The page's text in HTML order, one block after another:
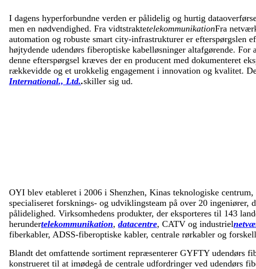
I dagens hyperforbundne verden er pålidelig og hurtig
men en nødvendighed. Fra vidtstraktetelekommunikationFra
automation og robuste smart city-infrastrukturer er efterspørgslen
højtydende udendørs fiberoptiske kabelløsninger altafgørende. For
denne efterspørgsel kræves der en producent med dokumenteret
rækkevidde og et urokkelig engagement i innovation og kvalitet.
International., Ltd..skiller sig ud.
OYI blev etableret i 2006 i Shenzhen, Kinas teknologiske
specialiseret forsknings- og udviklingsteam på over 20
pålidelighed. Virksomhedens produkter, der eksporteres til 143
herundertelekommunikation, datacentre, CATV og industriel
fiberkabler, ADSS-fiberoptiske kabler, centrale rørkabler og
Blandt det omfattende sortiment repræsenterer GYFTY udendørs
konstrueret til at imødegå de centrale udfordringer ved udendørs